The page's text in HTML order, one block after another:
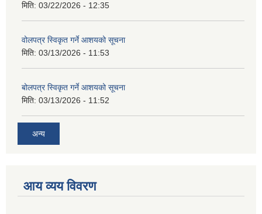
मिति: 03/22/2026 - 12:35
वोलपत्र स्विकृत गर्ने आशयको सूचना
मिति: 03/13/2026 - 11:53
बोलपत्र स्विकृत गर्ने आशयको सूचना
मिति: 03/13/2026 - 11:52
अन्य
आय व्यय विवरण